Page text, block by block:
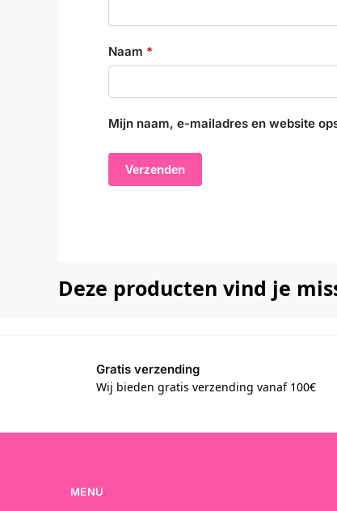
Naam *
Mijn naam, e-mailadres en website
Deze producten vind je
Gratis verzending
Wij bieden gratis verzending vanaf 100€
MENU